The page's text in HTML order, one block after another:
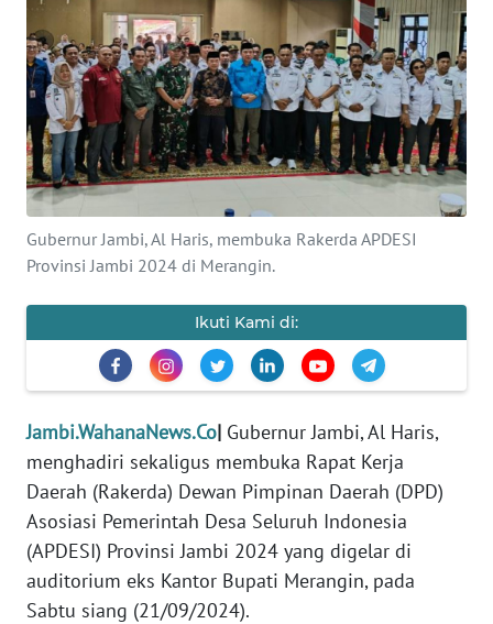
Gubernur Jambi, Al Haris, membuka Rakerda APDESI
Provinsi Jambi 2024 di Merangin.
Ikuti Kami di:
Jambi.WahanaNews.Co| Gubernur Jambi, Al Haris,
menghadiri sekaligus membuka Rapat Kerja
Daerah (Rakerda) Dewan Pimpinan Daerah (DPD)
Asosiasi Pemerintah Desa Seluruh Indonesia
(APDESI) Provinsi Jambi 2024 yang digelar di
auditorium eks Kantor Bupati Merangin, pada
Sabtu siang (21/09/2024).
Informasi
INDEKS
BERITA
KONTAK
KAMI
INFO
TENTANG
PEDOMAN
SIBER
REDAKSI
KARIR